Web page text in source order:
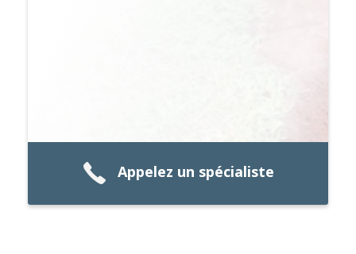
Appelez un spécialiste